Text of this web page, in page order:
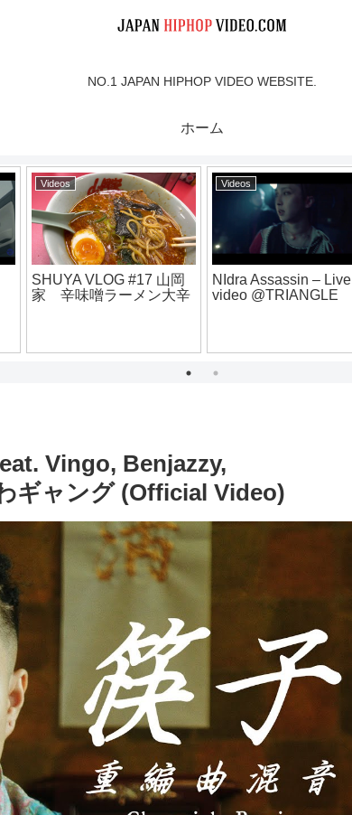
NO.1 JAPAN HIPHOP VIDEO WEBSITE.
ホーム
Videos
SHUYA VLOG #17 山岡
家 辛味噌ラーメン大辛
Videos
NIdra Assassin – Live
video @TRIANGLE
Vingo, Benjazzy,
ギャング (Official Video)